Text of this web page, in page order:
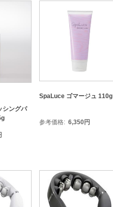
シングパ
SpaLuce ゴマージュ 110g
参考価格 6,350円